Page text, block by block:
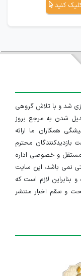
کنید
در تاریخ ۱۳۹۱/۱/۱۰ راه اندازی شد و با تلاش گروهی
شدن به مرجع بروز
همکاران ما ارائه
محترم
و خصوصی اداره
نمی باشد، این سایت
بنابراین لازم است که
و سقم اخبار منتشر